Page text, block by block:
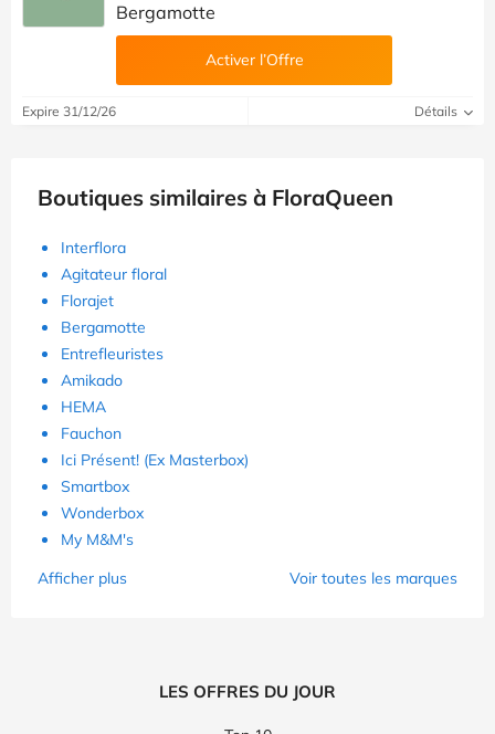
Bergamotte
Activer l’Offre
Expire 31/12/26 Détails
Boutiques similaires à FloraQueen
Interflora
Agitateur floral
Florajet
Bergamotte
Entrefleuristes
Amikado
HEMA
Fauchon
Ici Présent! (Ex Masterbox)
Smartbox
Wonderbox
My M&M's
Afficher plus
Voir toutes les marques
LES OFFRES DU JOUR